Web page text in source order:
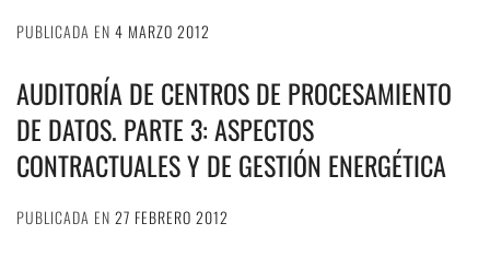
PUBLICADA EN 4 MARZO 2012
AUDITORÍA DE CENTROS DE PROCESAMIENTO
DE DATOS. PARTE 3: ASPECTOS
CONTRACTUALES Y DE GESTIÓN ENERGÉTICA
PUBLICADA EN 27 FEBRERO 2012